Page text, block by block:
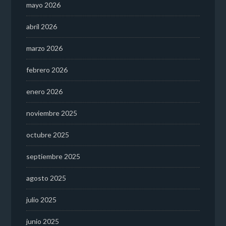
mayo 2026
abril 2026
marzo 2026
febrero 2026
enero 2026
noviembre 2025
octubre 2025
septiembre 2025
agosto 2025
julio 2025
junio 2025